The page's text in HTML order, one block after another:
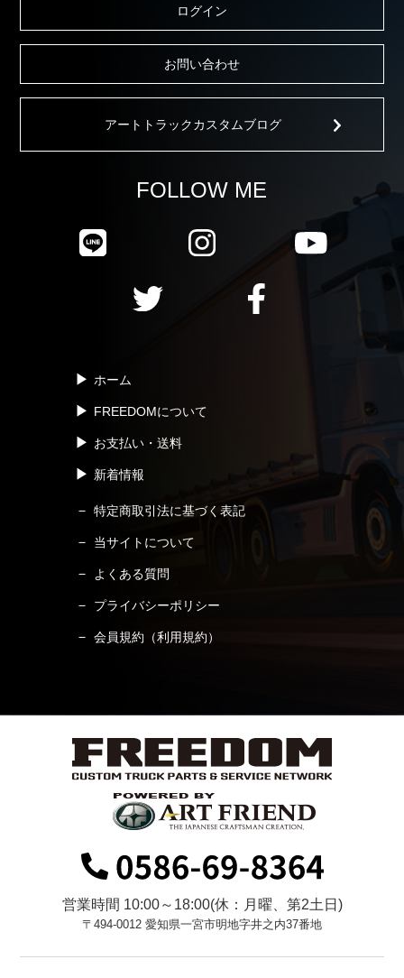
ログイン
お問い合わせ
アートトラックカスタムブログ
FOLLOW ME
ホーム
FREEDOMについて
お支払い・送料
新着情報
特定商取引法に基づく表記
当サイトについて
よくある質問
プライバシーポリシー
会員規約（利用規約）
営業時間 10:00～18:00(休：月曜、第2土日)
〒494-0012 愛知県一宮市明地字井之内37番地